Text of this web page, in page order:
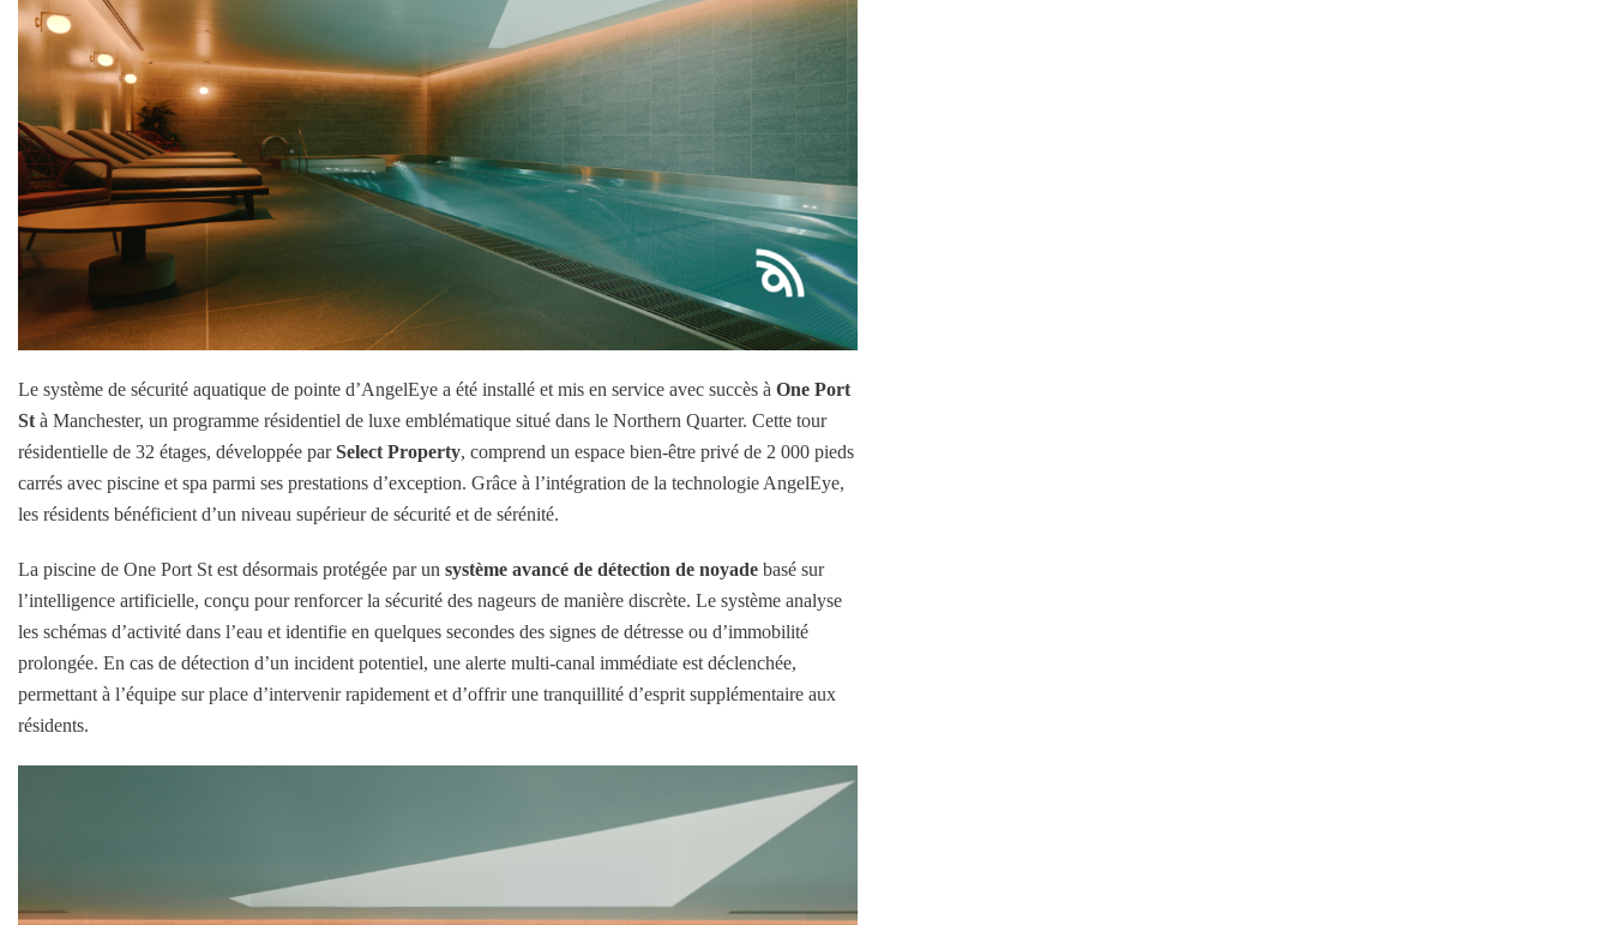
Le système de sécurité aquatique de pointe d’AngelEye a été installé et mis en service avec succès à One Port
St à Manchester, un programme résidentiel de luxe emblématique situé dans le Northern Quarter. Cette tour
résidentielle de 32 étages, développée parSelect Property, comprend un espace bien-être privé de 2 000 pieds
carrés avec piscine et spa parmi ses prestations d’exception. Grâce à l’intégration de la technologie AngelEye,
les résidents bénéficient d’un niveau supérieur de sécurité et de sérénité.
La piscine de One Port St est désormais protégée par un système avancé de détection de noyade basé sur
l’intelligence artificielle, conçu pour renforcer la sécurité des nageurs de manière discrète. Le système analyse
les schémas d’activité dans l’eau et identifie en quelques secondes des signes de détresse ou d’immobilité
prolongée. En cas de détection d’un incident potentiel, une alerte multi-canal immédiate est déclenchée,
permettant à l’équipe sur place d’intervenir rapidement et d’offrir une tranquillité d’esprit supplémentaire aux
résidents.